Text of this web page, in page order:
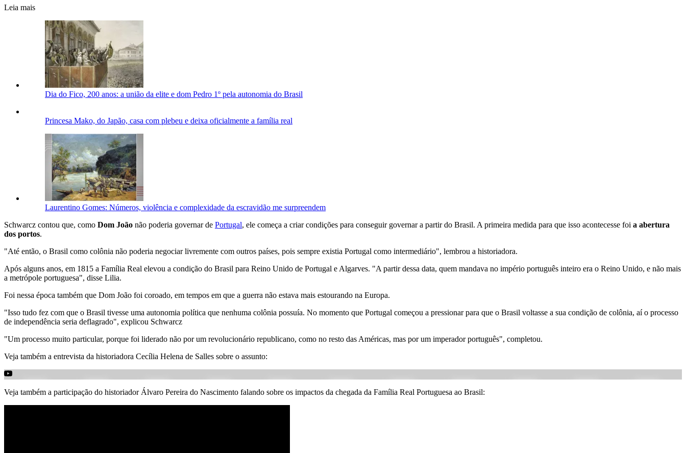
Leia mais
Dia do Fico, 200 anos: a união da elite e dom Pedro 1º pela autonomia do Brasil
Princesa Mako, do Japão, casa com plebeu e deixa oficialmente a família real
Laurentino Gomes: Números, violência e complexidade da escravidão me surpreendem
Schwarcz contou que, como Dom João não poderia governar de Portugal, ele começa a criar condições para conseguir governar a partir do Brasil. A primeira medida para que isso acontecesse foi a abertura
dos portos.
"Até então, o Brasil como colônia não poderia negociar livremente com outros países, pois sempre existia Portugal como intermediário", lembrou a historiadora.
Após alguns anos, em 1815 a Família Real elevou a condição do Brasil para Reino Unido de Portugal e Algarves. "A partir dessa data, quem mandava no império português inteiro era o Reino Unido, e não mais
a metrópole portuguesa", disse Lilia.
Foi nessa época também que Dom João foi coroado, em tempos em que a guerra não estava mais estourando na Europa.
"Isso tudo fez com que o Brasil tivesse uma autonomia política que nenhuma colônia possuía. No momento que Portugal começou a pressionar para que o Brasil voltasse a sua condição de colônia, aí o processo
de independência seria deflagrado", explicou Schwarcz
"Um processo muito particular, porque foi liderado não por um revolucionário republicano, como no resto das Américas, mas por um imperador português", completou.
Veja também a entrevista da historiadora Cecília Helena de Salles sobre o assunto:
Veja também a participação do historiador Álvaro Pereira do Nascimento falando sobre os impactos da chegada da Família Real Portuguesa ao Brasil: